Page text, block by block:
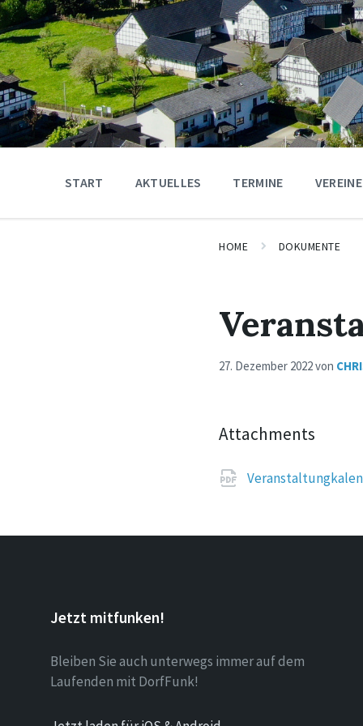
START AKTUELLES TERMINE VEREINE
HOME DOKUMENTE
27. Dezember 2022von
Attachments
Jetzt mitfunken!
Bleiben Sie auch unterwegs immer auf dem
Laufenden mit DorfFunk!